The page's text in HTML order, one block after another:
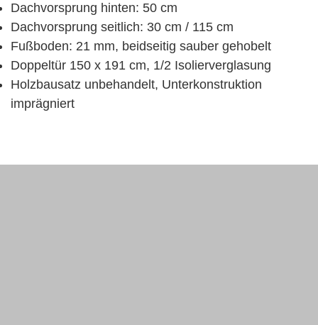
Dachvorsprung hinten: 50 cm
Dachvorsprung seitlich: 30 cm / 115 cm
Fußboden: 21 mm, beidseitig sauber gehobelt
Doppeltür 150 x 191 cm, 1/2 Isolierverglasung
Holzbausatz unbehandelt, Unterkonstruktion
imprägniert